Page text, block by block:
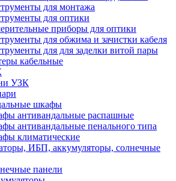
для монтажа
для оптики
приборы для оптики
для обжима и зачистки кабеля
для для заделки витой пары
кабельные
УЗК
шкафы
антивандальные распашные
антивандальные пенального типа
климатические
ИБП, аккумуляторы, солнечные
панели